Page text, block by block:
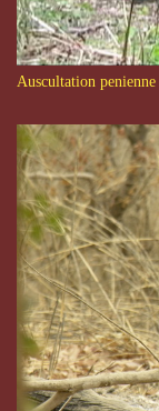
Auscultation penienne